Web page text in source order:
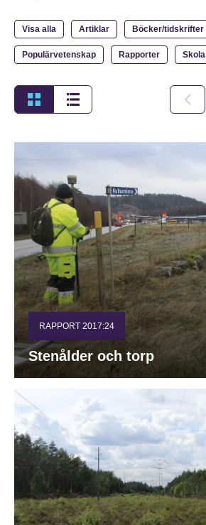
Visa alla Artiklar Böcker/tidskrifter
Populärvetenskap Rapporter Skola
RAPPORT 2017:24
Stenålder och torp